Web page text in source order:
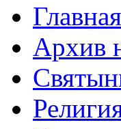
Главная
Архив